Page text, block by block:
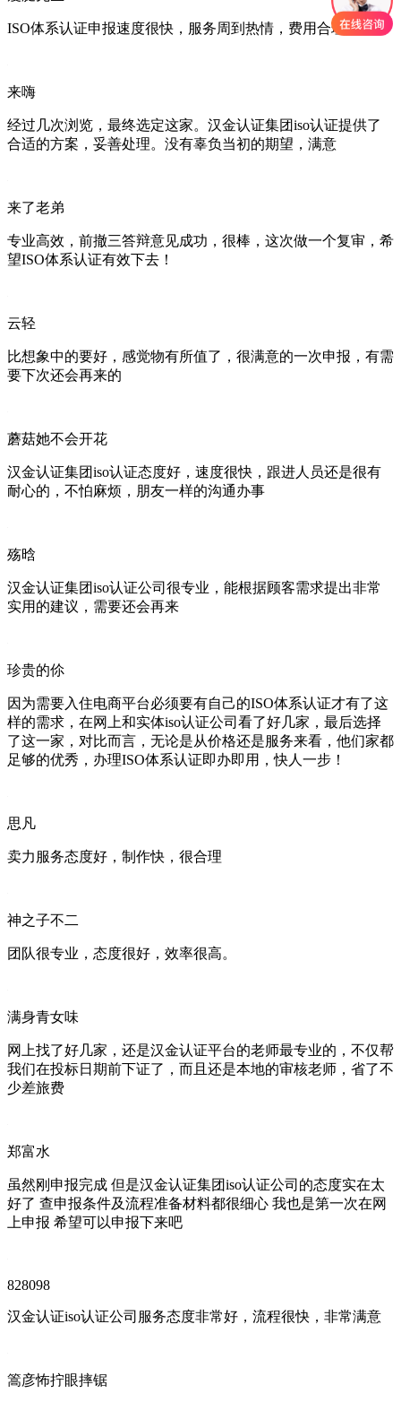
ISO体系认证申报速度很快，服务周到热情，费用合理好评
来嗨
经过几次浏览，最终选定这家。汉金认证集团iso认证提供了
合适的方案，妥善处理。没有辜负当初的期望，满意
来了老弟
专业高效，前撤三答辩意见成功，很棒，这次做一个复审，希
望ISO体系认证有效下去！
云轻
比想象中的要好，感觉物有所值了，很满意的一次申报，有需
要下次还会再来的
蘑菇她不会开花
汉金认证集团iso认证态度好，速度很快，跟进人员还是很有
耐心的，不怕麻烦，朋友一样的沟通办事
殇晗
汉金认证集团iso认证公司很专业，能根据顾客需求提出非常
实用的建议，需要还会再来
珍贵的伱
因为需要入住电商平台必须要有自己的ISO体系认证才有了这
样的需求，在网上和实体iso认证公司看了好几家，最后选择
了这一家，对比而言，无论是从价格还是服务来看，他们家都
足够的优秀，办理ISO体系认证即办即用，快人一步！
思凡
卖力服务态度好，制作快，很合理
神之子不二
团队很专业，态度很好，效率很高。
满身青女味
网上找了好几家，还是汉金认证平台的老师最专业的，不仅帮
我们在投标日期前下证了，而且还是本地的审核老师，省了不
少差旅费
郑富水
虽然刚申报完成 但是汉金认证集团iso认证公司的态度实在太
好了 查申报条件及流程准备材料都很细心 我也是第一次在网
上申报 希望可以申报下来吧
828098
汉金认证iso认证公司服务态度非常好，流程很快，非常满意
篙彦怖拧眼摔锯